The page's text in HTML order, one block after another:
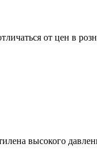
от цен в
высокого